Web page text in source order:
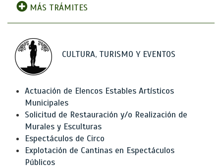
MÁS TRÁMITES
CULTURA, TURISMO Y EVENTOS
Actuación de Elencos Estables Artísticos
Municipales
Solicitud de Restauración y/o Realización de
Murales y Esculturas
Espectáculos de Circo
Explotación de Cantinas en Espectáculos
Públicos